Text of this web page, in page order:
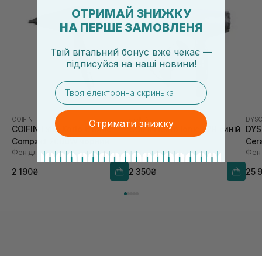
COIFIN
COIFIN Extra Korto 6 Ionic
Compact 2000W чорний
Фен для волосся
2 190₴
COIFIN Korto Ionic A2R синій
Фен для волосся
2 350₴
Фен
25
ОТРИМАЙ ЗНИЖКУ
НА ПЕРШЕ ЗАМОВЛЕНЯ
Твій вітальний бонус вже чекає —
підписуйся на наші новини!
email
Отримати знижку